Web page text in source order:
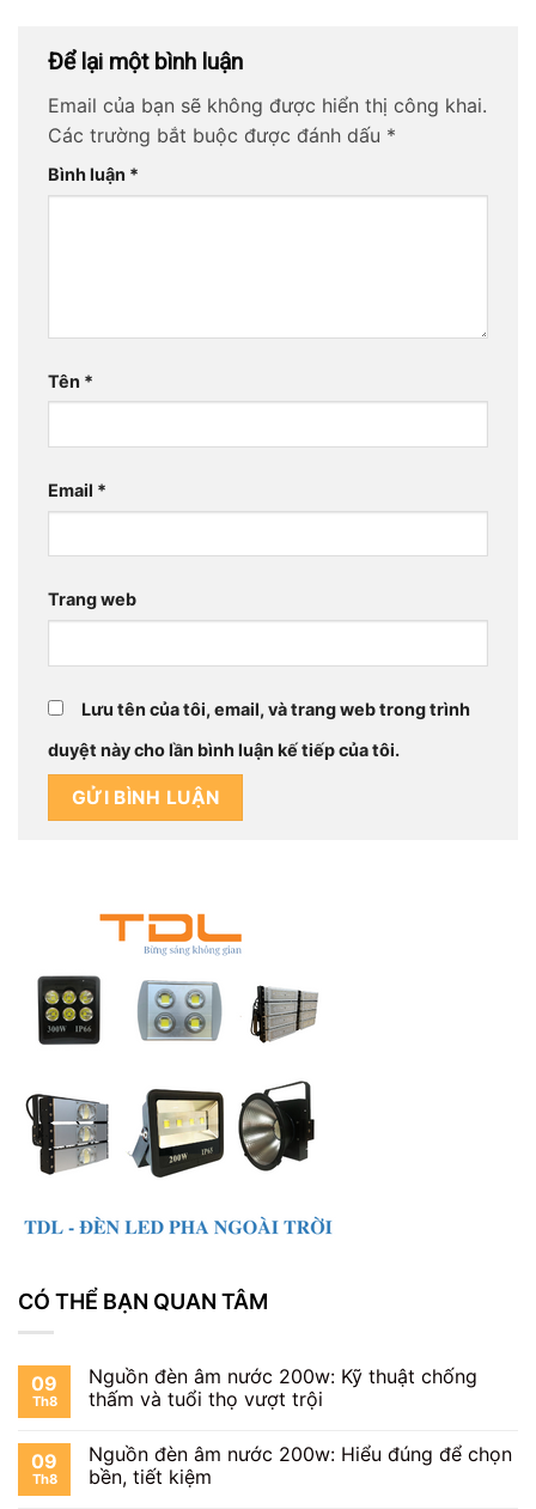
Để lại một bình luận
Email của bạn sẽ không được hiển thị công khai.
Các trường bắt buộc được đánh dấu *
Bình luận *
Tên *
Email *
Trang web
Lưu tên của tôi, email, và trang web trong trình
duyệt này cho lần bình luận kế tiếp của tôi.
CÓ THỂ BẠN QUAN TÂM
09
Th8
Nguồn đèn âm nước 200w: Kỹ thuật chống
thấm và tuổi thọ vượt trội
09
Th8
Nguồn đèn âm nước 200w: Hiểu đúng để chọn
bền, tiết kiệm